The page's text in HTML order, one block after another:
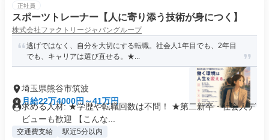
正社員
スポーツトレーナー【人に寄り添う技術が身につく】
株式会社ファクトリージャパングループ
逃げではなく、自分を大切にする転職。社会人1年目でも、2年目
でも、キャリアは選び直せる。★...
埼玉県熊谷市筑波
月給22万4000円～41万円
求める人材: ★学歴や転職回数は不問！ ★第二新卒・社会人デ
ビューも歓迎 【こんな...
交通費支給 駅近5分以内